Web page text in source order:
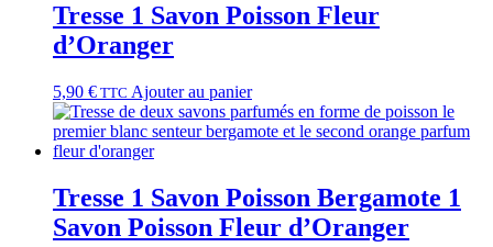
Tresse 1 Savon Poisson Fleur
d’Oranger
5,90 € TTC Ajouter au panier
Tresse 1 Savon Poisson Bergamote 1
Savon Poisson Fleur d’Oranger